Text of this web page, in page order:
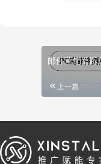
邮件营销追
上一篇